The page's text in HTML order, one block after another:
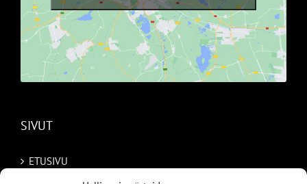
SIVUT
ETUSIVU